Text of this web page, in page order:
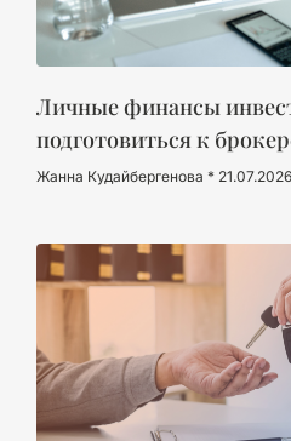
Личные финансы
подготовиться к
Жанна Кудайбергенова 21.07.2026